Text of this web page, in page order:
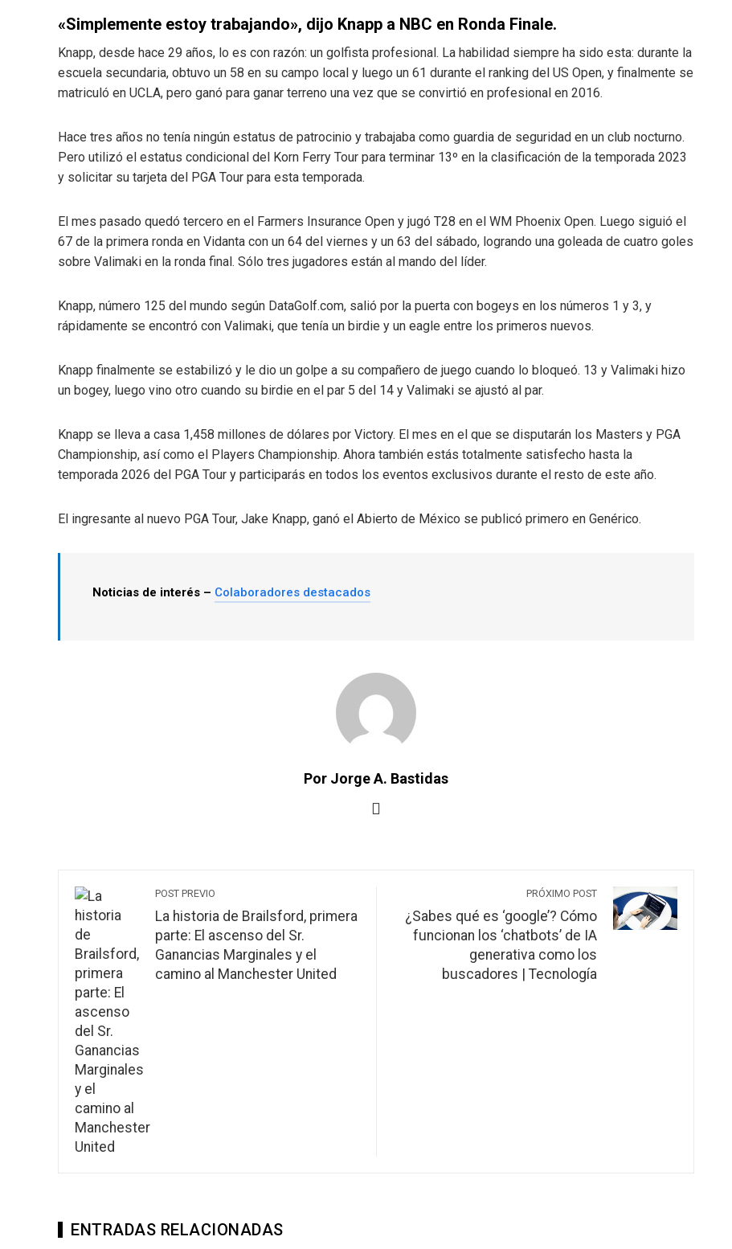
«Simplemente estoy trabajando», dijo Knapp a NBC en Ronda Finale.
Knapp, desde hace 29 años, lo es con razón: un golfista profesional. La habilidad siempre ha sido esta: durante la
escuela secundaria, obtuvo un 58 en su campo local y luego un 61 durante el ranking del US Open, y finalmente se
matriculó en UCLA, pero ganó para ganar terreno una vez que se convirtió en profesional en 2016.
Hace tres años no tenía ningún estatus de patrocinio y trabajaba como guardia de seguridad en un club nocturno.
Pero utilizó el estatus condicional del Korn Ferry Tour para terminar 13º en la clasificación de la temporada 2023
y solicitar su tarjeta del PGA Tour para esta temporada.
El mes pasado quedó tercero en el Farmers Insurance Open y jugó T28 en el WM Phoenix Open. Luego siguió el
67 de la primera ronda en Vidanta con un 64 del viernes y un 63 del sábado, logrando una goleada de cuatro goles
sobre Valimaki en la ronda final. Sólo tres jugadores están al mando del líder.
Knapp, número 125 del mundo según DataGolf.com, salió por la puerta con bogeys en los números 1 y 3, y
rápidamente se encontró con Valimaki, que tenía un birdie y un eagle entre los primeros nuevos.
Knapp finalmente se estabilizó y le dio un golpe a su compañero de juego cuando lo bloqueó. 13 y Valimaki hizo
un bogey, luego vino otro cuando su birdie en el par 5 del 14 y Valimaki se ajustó al par.
Knapp se lleva a casa 1,458 millones de dólares por Victory. El mes en el que se disputarán los Masters y PGA
Championship, así como el Players Championship. Ahora también estás totalmente satisfecho hasta la
temporada 2026 del PGA Tour y participarás en todos los eventos exclusivos durante el resto de este año.
El ingresante al nuevo PGA Tour, Jake Knapp, ganó el Abierto de México se publicó primero en Genérico.
Noticias de interés – Colaboradores destacados
Por Jorge A. Bastidas
POST PREVIO
La historia de Brailsford, primera
parte: El ascenso del Sr.
Ganancias Marginales y el
camino al Manchester United
PRÓXIMO POST
¿Sabes qué es ‘google’? Cómo
funcionan los ‘chatbots’ de IA
generativa como los
buscadores | Tecnología
ENTRADAS RELACIONADAS